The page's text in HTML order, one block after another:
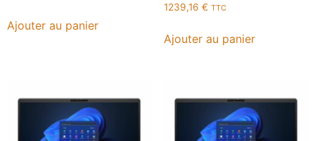
Ajouter au panier
1239,16 € TTC
Ajouter au panier